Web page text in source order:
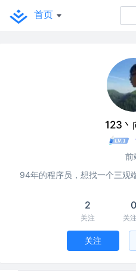
首页
123丶
前
94年的程序员，想找一个三观
2
关注
0
关
关注